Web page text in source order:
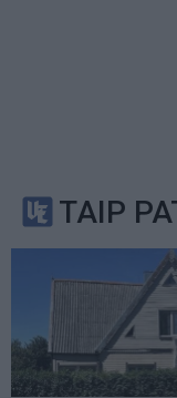
TAIP